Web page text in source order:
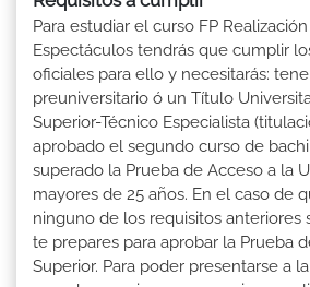
Para estudiar el curso FP
Espectáculos tendrás que cumplir
oficiales para ello y necesitarás:
preuniversitario ó un Título
Superior-Técnico Especialista
aprobado el segundo curso de
superado la Prueba de Acceso a la
mayores de 25 años. En el caso de
ninguno de los requisitos anteriores
te prepares para aprobar la Prueba
Superior. Para poder presentarse a